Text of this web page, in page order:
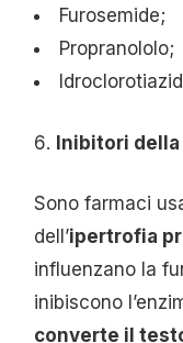
Furosemide;
Propranololo;
Inibitori
Sono farmaci
dell’ipertrofia
influenzano la
inibiscono
converte il